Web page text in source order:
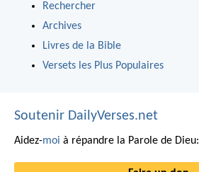
Rechercher
Archives
Livres de la Bible
Versets les Plus Populaires
Soutenir DailyVerses.net
Aidez-moi à répandre la Parole de Dieu: